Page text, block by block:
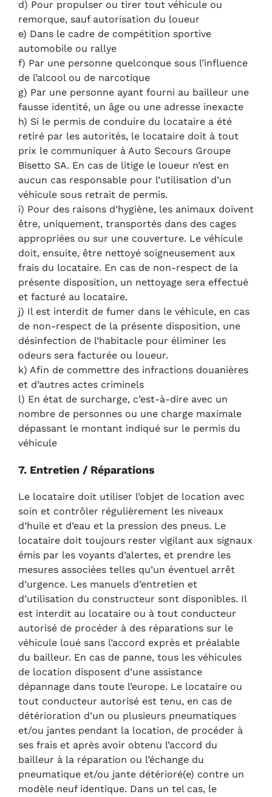
d) Pour propulser ou tirer tout véhicule ou
remorque, sauf autorisation du loueur
e) Dans le cadre de compétition sportive
automobile ou rallye
f) Par une personne quelconque sous l’influence
de l’alcool ou de narcotique
g) Par une personne ayant fourni au bailleur une
fausse identité, un âge ou une adresse inexacte
h) Si le permis de conduire du locataire a été
retiré par les autorités, le locataire doit à tout
prix le communiquer à Auto Secours Groupe
Bisetto SA. En cas de litige le loueur n’est en
aucun cas responsable pour l’utilisation d’un
véhicule sous retrait de permis.
i) Pour des raisons d’hygiène, les animaux doivent
être, uniquement, transportés dans des cages
appropriées ou sur une couverture. Le véhicule
doit, ensuite, être nettoyé soigneusement aux
frais du locataire. En cas de non-respect de la
présente disposition, un nettoyage sera effectué
et facturé au locataire.
j) Il est interdit de fumer dans le véhicule, en cas
de non-respect de la présente disposition, une
désinfection de l’habitacle pour éliminer les
odeurs sera facturée ou loueur.
k) Afin de commettre des infractions douanières
et d’autres actes criminels
l) En état de surcharge, c’est-à-dire avec un
nombre de personnes ou une charge maximale
dépassant le montant indiqué sur le permis du
véhicule
7. Entretien / Réparations
Le locataire doit utiliser l’objet de location avec
soin et contrôler régulièrement les niveaux
d’huile et d’eau et la pression des pneus. Le
locataire doit toujours rester vigilant aux signaux
émis par les voyants d’alertes, et prendre les
mesures associées telles qu’un éventuel arrêt
d’urgence. Les manuels d’entretien et
d’utilisation du constructeur sont disponibles. Il
est interdit au locataire ou à tout conducteur
autorisé de procéder à des réparations sur le
véhicule loué sans l’accord exprès et préalable
du bailleur. En cas de panne, tous les véhicules
de location disposent d’une assistance
dépannage dans toute l’europe. Le locataire ou
tout conducteur autorisé est tenu, en cas de
détérioration d’un ou plusieurs pneumatiques
et/ou jantes pendant la location, de procéder à
ses frais et après avoir obtenu l’accord du
bailleur à la réparation ou l’échange du
pneumatique et/ou jante détérioré(e) contre un
modèle neuf identique. Dans un tel cas, le